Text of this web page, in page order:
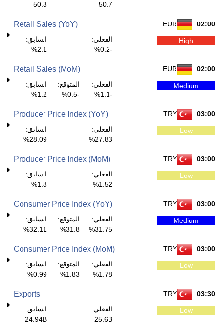
50.7
50.3
02:00
EUR
Retail Sales (YoY)
High
الفعلي:
-0.2%
السابق:
2.1%
02:00
EUR
Retail Sales (MoM)
Medium
الفعلي:
-1.1%
المتوقع:
-0.5%
السابق:
1.2%
03:00
TRY
Producer Price Index (YoY)
Low
الفعلي:
27.83%
السابق:
28.09%
03:00
TRY
Producer Price Index (MoM)
Low
الفعلي:
1.52%
السابق:
1.8%
03:00
TRY
Consumer Price Index (YoY)
Medium
الفعلي:
31.75%
المتوقع:
31.8%
السابق:
32.11%
03:00
TRY
Consumer Price Index (MoM)
Low
الفعلي:
1.78%
المتوقع:
1.83%
السابق:
0.99%
03:30
TRY
Exports
Low
الفعلي:
25.6B
السابق:
24.94B